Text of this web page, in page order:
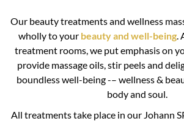
Our beauty treatments and wellness
wholly to your beauty and well-being
treatment rooms, we put emphasis on
provide massage oils, stir peels and
boundless well-being -– wellness &
body and soul.
All treatments take place in our Johann